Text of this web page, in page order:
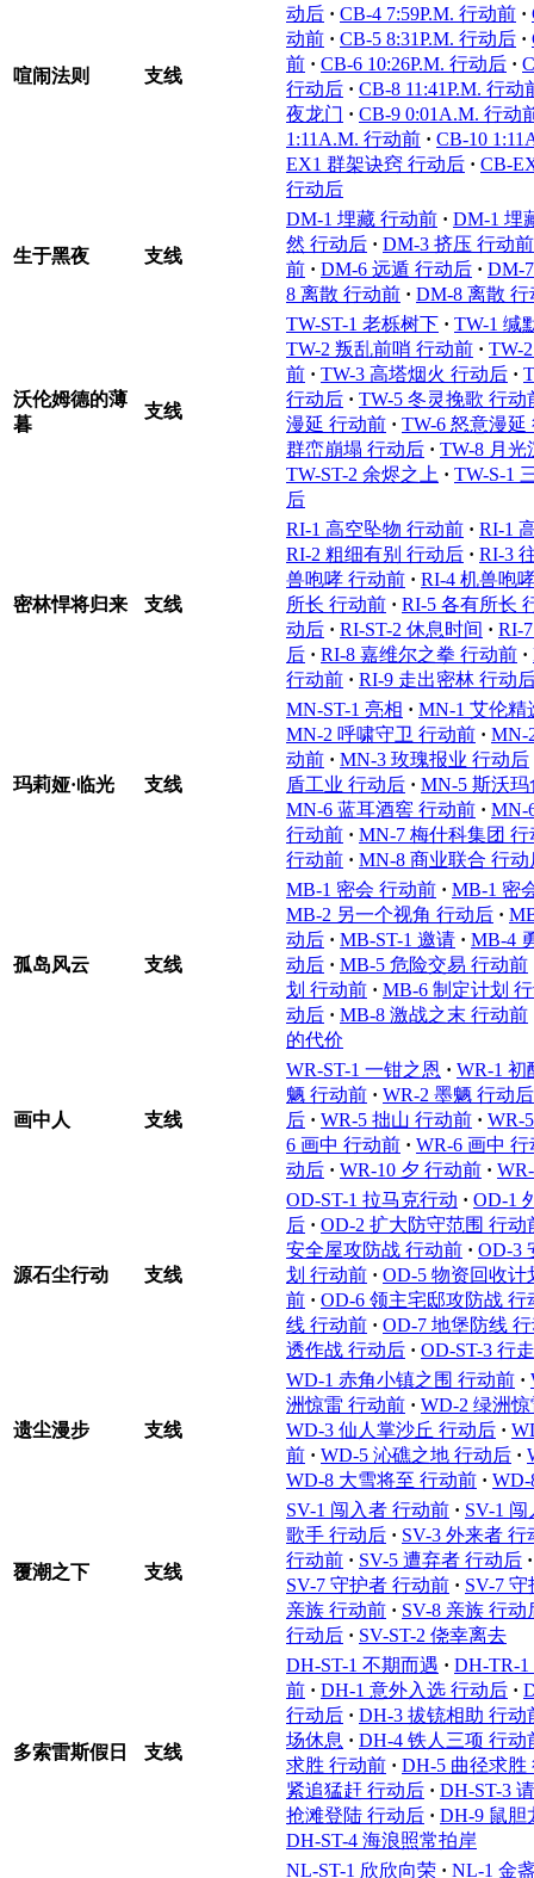
喧闹法则 支线
动后 · CB-4 7:59P.M. 行动前 ·
动前 · CB-5 8:31P.M. 行动后 ·
前 · CB-6 10:26P.M. 行动后 ·
行动后 · CB-8 11:41P.M. 行动
夜龙门 · CB-9 0:01A.M. 行动
1:11A.M. 行动前 · CB-10
EX1 群架诀窍 行动后 · CB-
行动后
生于黑夜 支线
DM-1 埋藏 行动前 · DM-1 埋
然 行动后 · DM-3 挤压 行动前
前 · DM-6 远遁 行动后 · DM-
8 离散 行动前 · DM-8 离散 行
沃伦姆德的薄
暮
支线
TW-ST-1 老栎树下 · TW-1 缄
TW-2 叛乱前哨 行动前 · TW-
前 · TW-3 高塔烟火 行动后 ·
行动后 · TW-5 冬灵挽歌 行动
漫延 行动前 · TW-6 怒意漫延
群峦崩塌 行动后 · TW-8 月光
TW-ST-2 余烬之上 · TW-S-1
后
密林悍将归来 支线
RI-1 高空坠物 行动前 · RI-1
RI-2 粗细有别 行动后 · RI-3
兽咆哮 行动前 · RI-4 机兽咆
所长 行动前 · RI-5 各有所长
动后 · RI-ST-2 休息时间 · RI-
后 · RI-8 嘉维尔之拳 行动前 ·
行动前 · RI-9 走出密林 行动
玛莉娅·临光 支线
MN-ST-1 亮相 · MN-1 艾伦精
MN-2 呼啸守卫 行动前 · MN-
动前 · MN-3 玫瑰报业 行动后
盾工业 行动后 · MN-5 斯沃
MN-6 蓝耳酒窖 行动前 · MN-
行动前 · MN-7 梅什科集团 行
行动前 · MN-8 商业联合 行动
孤岛风云 支线
MB-1 密会 行动前 · MB-1 密
MB-2 另一个视角 行动后 ·
动后 · MB-ST-1 邀请 · MB-4
动后 · MB-5 危险交易 行动前
划 行动前 · MB-6 制定计划
动后 · MB-8 激战之末 行动前
的代价
画中人 支线
WR-ST-1 一钳之恩 · WR-1 初
魉 行动前 · WR-2 墨魉 行动后
后 · WR-5 拙山 行动前 · WR-
6 画中 行动前 · WR-6 画中 行
动后 · WR-10 夕 行动前 ·
源石尘行动 支线
OD-ST-1 拉马克行动 · OD-1
后 · OD-2 扩大防守范围 行动
安全屋攻防战 行动前 · OD-3
划 行动前 · OD-5 物资回收计
前 · OD-6 领主宅邸攻防战 行
线 行动前 · OD-7 地堡防线
透作战 行动后 · OD-ST-3 行
遗尘漫步 支线
WD-1 赤角小镇之围 行动前 ·
洲惊雷 行动前 · WD-2 绿洲
WD-3 仙人掌沙丘 行动后 ·
前 · WD-5 沁礁之地 行动后 ·
WD-8 大雪将至 行动前 · WD-
覆潮之下 支线
SV-1 闯入者 行动前 · SV-1
歌手 行动后 · SV-3 外来者 行
行动前 · SV-5 遭弃者 行动后 ·
SV-7 守护者 行动前 · SV-7
亲族 行动前 · SV-8 亲族 行动
行动后 · SV-ST-2 侥幸离去
多索雷斯假日 支线
DH-ST-1 不期而遇 · DH-TR-
前 · DH-1 意外入选 行动后 ·
行动后 · DH-3 拔铳相助 行动
场休息 · DH-4 铁人三项 行动
求胜 行动前 · DH-5 曲径求胜
紧追猛赶 行动后 · DH-ST-3
抢滩登陆 行动后 · DH-9 鼠胆
DH-ST-4 海浪照常拍岸
NL-ST-1 欣欣向荣 · NL-1 金